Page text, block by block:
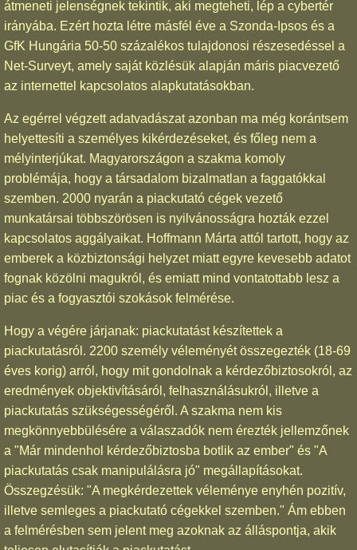
átmeneti jelenségnek tekintik, aki megteheti, lép a cybertér
irányába. Ezért hozta létre másfél éve a Szonda-Ipsos és a
GfK Hungária 50-50 százalékos tulajdonosi részesedéssel a
Net-Surveyt, amely saját közlésük alapján máris piacvezető
az internettel kapcsolatos alapkutatásokban.
Az egérrel végzett adatvadászat azonban ma még korántsem
helyettesíti a személyes kikérdezéseket, és főleg nem a
mélyinterjúkat. Magyarországon a szakma komoly
problémája, hogy a társadalom bizalmatlan a faggatókkal
szemben. 2000 nyarán a piackutató cégek vezető
munkatársai többszörösen is nyilvánosságra hozták ezzel
kapcsolatos aggályaikat. Hoffmann Márta attól tartott, hogy az
emberek a közbiztonsági helyzet miatt egyre kevesebb adatot
fognak közölni magukról, és emiatt mind vontatottabb lesz a
piac és a fogyasztói szokások felmérése.
Hogy a végére járjanak: piackutatást készítettek a
piackutatásról. 2200 személy véleményét összegezték (18-69
éves korig) arról, hogy mit gondolnak a kérdezőbiztosokról, az
eredmények objektivításáról, felhasználásukról, illetve a
piackutatás szükségességéről. A szakma nem kis
megkönnyebbülésére a válaszadók nem érezték jellemzőnek
a "Már mindenhol kérdezőbiztosba botlik az ember" és "A
piackutatás csak manipulálásra jó" megállapításokat.
Összegzésük: "A megkérdezettek véleménye enyhén pozitív,
illetve semleges a piackutató cégekkel szemben." Ám ebben
a felmérésben sem jelent meg azoknak az álláspontja, akik